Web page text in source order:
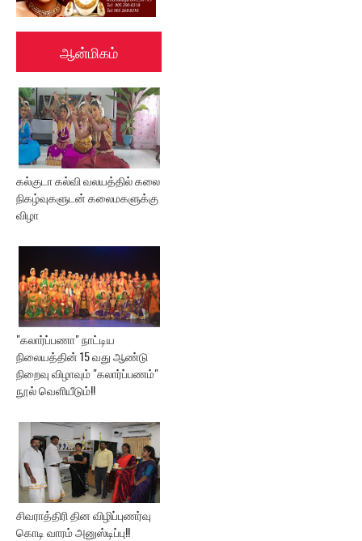
ஆன்மிகம்
கல்குடா கல்வி வலயத்தில் கலை
நிகழ்வுகளுடன் கலைமகளுக்கு
விழா
"கலார்ப்பணா" நாட்டிய
நிலையத்தின் 15 வது ஆண்டு
நிறைவு விழாவும் "கலார்ப்பணம்"
நூல் வெளியீடும்!!
சிவராத்திரி தின விழிப்புணர்வு
கொடி வாரம் அனுஸ்டிப்பு!!